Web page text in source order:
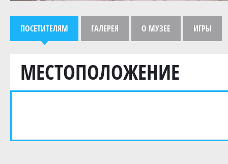
ПОСЕТИТЕЛЯМ ГАЛЕРЕЯ О МУЗЕЕ ИГРЫ
МЕСТОПОЛОЖЕНИЕ